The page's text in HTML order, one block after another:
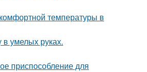
температуры в
в умелых руках.
приспособление для